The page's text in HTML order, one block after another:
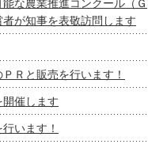
な農業推進コンクール（Ｇ
が知事を表敬訪問します
Ｒと販売を行います！
開催します
います！